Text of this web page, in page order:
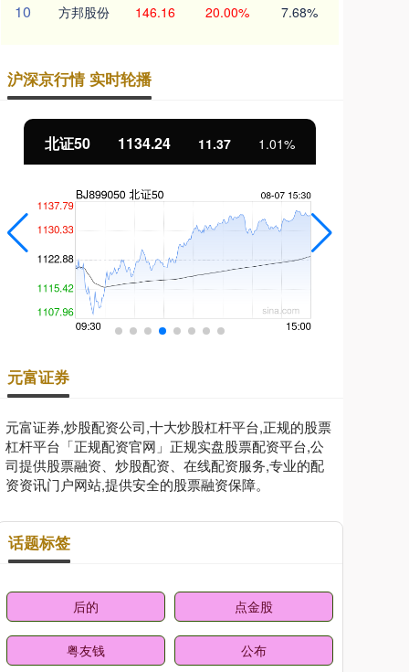
10 方邦股份 146.16 20.00% 7.68%
沪深京行情 实时轮播
北证50 1134.24 11.37 1.01%
元富证券
元富证券,炒股配资公司,十大炒股杠杆平台,正规的股票
杠杆平台「正规配资官网」正规实盘股票配资平台,公
司提供股票融资、炒股配资、在线配资服务,专业的配
资资讯门户网站,提供安全的股票融资保障。
话题标签
后的 点金股
粤友钱 公布